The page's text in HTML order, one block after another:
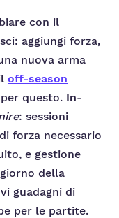
con il
aggiungi forza,
nuova arma
off-season
questo. In-
: sessioni
forza necessario
e gestione
della
guadagni di
per le partite.